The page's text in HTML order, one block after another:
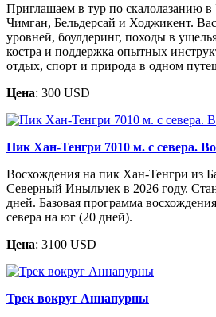
Приглашаем в тур по скалолазанию в
Чимган, Бельдерсай и Ходжикент.
уровней, боулдеринг, походы в
костра и поддержка опытных
отдых, спорт и природа в одном
Цена: 300 USD
Пик Хан-Тенгри 7010 м. с севера.
Восхождения на пик Хан-Тенгри из
Северный Иныльчек в 2026 году.
дней. Базовая программа
севера на юг (20 дней).
Цена: 3100 USD
Трек вокруг Аннапурны